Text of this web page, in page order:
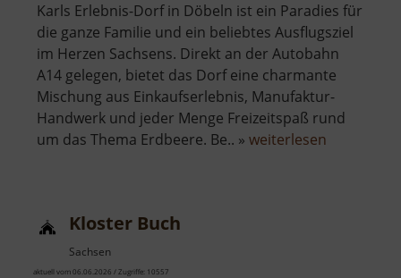
Karls Erlebnis-Dorf in Döbeln ist ein Paradies für
die ganze Familie und ein beliebtes Ausflugsziel
im Herzen Sachsens. Direkt an der Autobahn
A14 gelegen, bietet das Dorf eine charmante
Mischung aus Einkaufserlebnis, Manufaktur-
Handwerk und jeder Menge Freizeitspaß rund
um das Thema Erdbeere. Be.. » weiterlesen
Kloster Buch
Sachsen
aktuell vom 06.06.2026 / Zugriffe: 10557